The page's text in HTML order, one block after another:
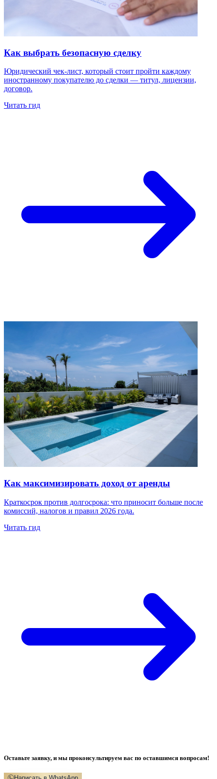
Как выбрать безопасную сделку
Юридический чек-лист, который стоит пройти каждому
иностранному покупателю до сделки — титул, лицензии,
договор.
Читать гид
Как максимизировать доход от аренды
Краткосрок против долгосрока: что приносит больше после
комиссий, налогов и правил 2026 года.
Читать гид
Оставьте заявку, и мы проконсультируем вас по оставшимся вопросам!